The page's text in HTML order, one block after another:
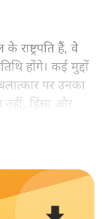
राष्ट्रपति हैं, वे
होंगे। कई मुद्दों
पर उनका
नहीं, हिंसा और